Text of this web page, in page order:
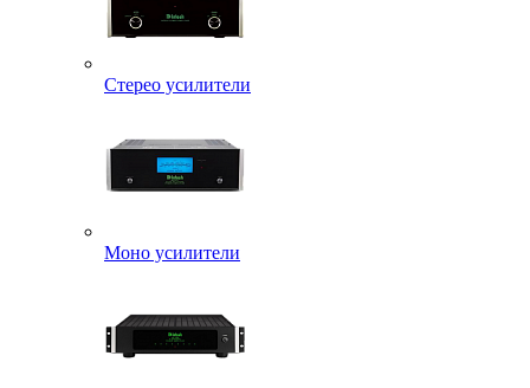
Стерео усилители
Моно усилители